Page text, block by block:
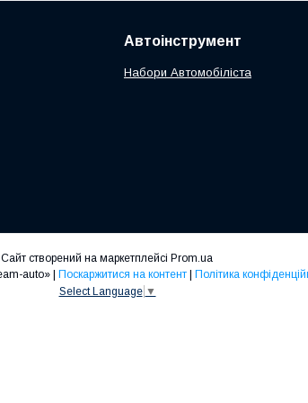
Автоінструмент
Набори Автомобіліста
Сайт створений на маркетплейсі Prom.ua
Поскаржитися на контент
Політика
Select Language ▼